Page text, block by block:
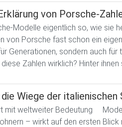
von Porsche-
Modelle eigentlich so, wie sie
von Porsche fast schon ein
Generationen, sondern auch
Zahlen wirklich? Hinter
Wiege der
mit weltweiter Bedeutung
– wirkt auf den ersten